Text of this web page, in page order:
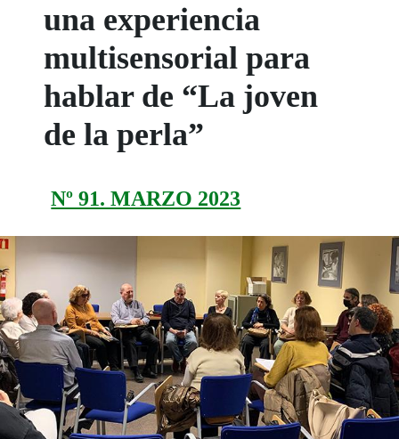
una experiencia
multisensorial para
hablar de “La joven
de la perla”
Nº 91. MARZO 2023